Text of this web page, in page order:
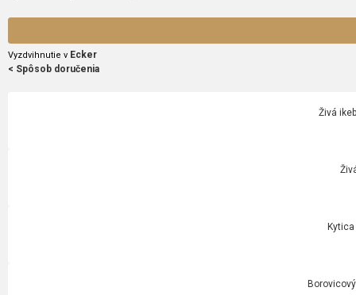
Vyzdvihnutie v Ecker
< Spôsob doručenia
Živá